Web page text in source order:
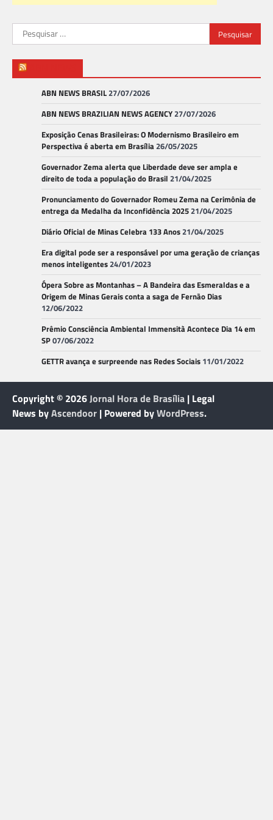
Pesquisar
por:
ABN NEWS BRASIL27/07/2026
ABN NEWS BRAZILIAN NEWS AGENCY27/07/2026
Exposição Cenas Brasileiras: O Modernismo Brasileiro em
Perspectiva é aberta em Brasília26/05/2025
Governador Zema alerta que Liberdade deve ser ampla e
direito de toda a população do Brasil 21/04/2025
Pronunciamento do Governador Romeu Zema na Cerimônia de
entrega da Medalha da Inconfidência 202521/04/2025
Diário Oficial de Minas Celebra 133 Anos21/04/2025
Era digital pode ser a responsável por uma geração de crianças
menos inteligentes24/01/2023
Ópera Sobre as Montanhas – A Bandeira das Esmeraldas e a
Origem de Minas Gerais conta a saga de Fernão Dias
12/06/2022
Prêmio Consciência Ambiental Immensità Acontece Dia 14 em
SP07/06/2022
GETTR avança e surpreende nas Redes Sociais 11/01/2022
Copyright © 2026Jornal Hora de Brasília | Legal
News byAscendoor | Powered byWordPress.